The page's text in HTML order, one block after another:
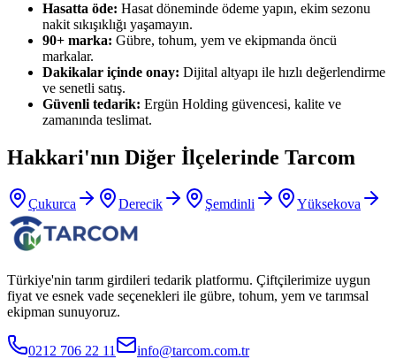
Hasatta öde: Hasat döneminde ödeme yapın, ekim sezonu
nakit sıkışıklığı yaşamayın.
90+ marka: Gübre, tohum, yem ve ekipmanda öncü
markalar.
Dakikalar içinde onay: Dijital altyapı ile hızlı değerlendirme
ve senetli satış.
Güvenli tedarik: Ergün Holding güvencesi, kalite ve
zamanında teslimat.
Hakkari'nın Diğer İlçelerinde Tarcom
Çukurca Derecik Şemdinli Yüksekova
Türkiye'nin tarım girdileri tedarik platformu. Çiftçilerimize uygun
fiyat ve esnek vade seçenekleri ile gübre, tohum, yem ve tarımsal
ekipman sunuyoruz.
0212 706 22 11
info@tarcom.com.tr